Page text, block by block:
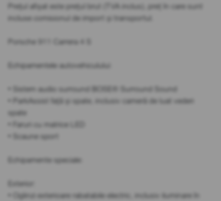
Prețul afișat este prețul brut (TVA inclus), preț în care sunt
incluse comisionul de import și transportul.
Porsche 911 Carrera 4 S
Echipamentele autovehiculului:
• Sistem audio surround BOSE® Surround Sound
• ParkAssist față și spate, inclusiv cameră de luat vederi
spate
• Faruri cu matrice LED
• Scaune sport
Echipamente speciale:
Exterior:
• Oglinzi exterioare rabatabile electric, inclusiv iluminare în